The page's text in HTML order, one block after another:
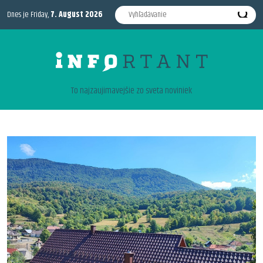
Dnes je Friday,7. August 2026
To najzaujimavejšie zo sveta noviniek